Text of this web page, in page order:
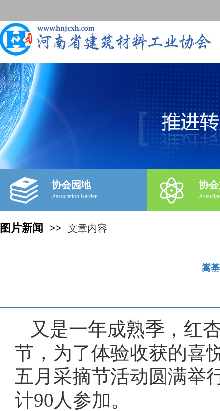
协会园地
Association Garden
协
图片新闻 >> 文章内容
嵩
又是一年成熟季，红
节，为了体验收获的喜
五月采摘节活动圆满举
计90人参加。